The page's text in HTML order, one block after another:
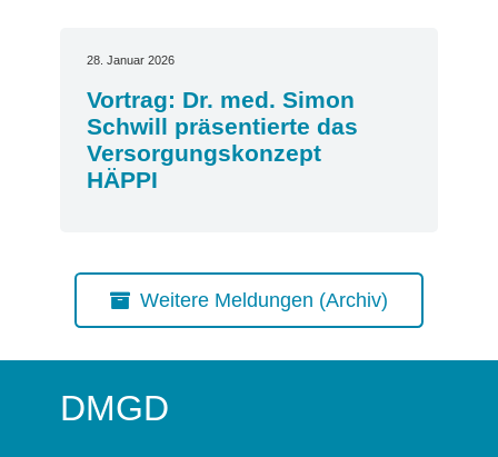
28. Januar 2026
Vortrag: Dr. med. Simon
Schwill präsentierte das
Versorgungskonzept
HÄPPI
Weitere Meldungen (Archiv)
DMGD